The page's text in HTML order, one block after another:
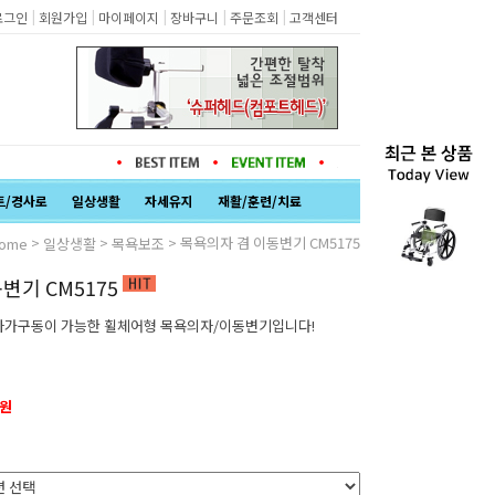
인 | 회원가입 | 마이페이지 | 장바구니 | 주문조회 | 고객센터
/경사로 일상생활 자세유지 재활/훈련/치료
> 일상생활 > 목욕보조 > 목욕의자 겸 이동변기 CM5175
기 CM5175
구동이 가능한 휠체어형 목욕의자/이동변기입니다!